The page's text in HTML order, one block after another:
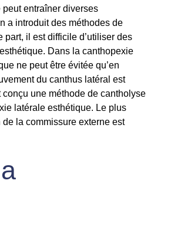
entraîner diverses
a introduit des méthodes de
part, il est difficile d’utiliser des
. Dans la canthopexie
ne peut être évitée qu’en
du canthus latéral est
une méthode de cantholyse
latérale esthétique. Le plus
de la commissure externe est